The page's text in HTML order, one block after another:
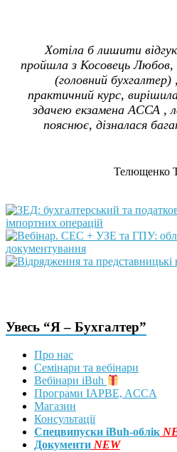
Хотіла б лишити
пройшла з Косовець
(головний
практичний курс,
здачею екзамена АССА ,
пояснює, дізналася
Телющенко
Увесь “Я – Бухгалтер”
Про нас
Семінари та вебінари
Вебінари iBuh
Програми IAPBE, ACCA
Магазин
Консультації
Спецвипуски iBuh-облік
Документи NEW